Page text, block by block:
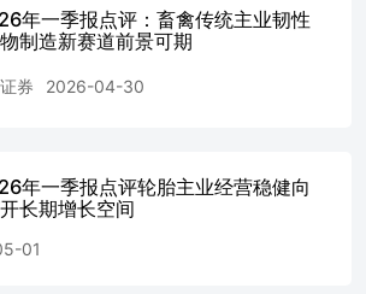
长态势，成为公司第二增长曲线。2025年，制
实现营收6.61亿元，同比大幅增长76.7%；销量
，同比增长79.6%；毛利率提升2.77个百分点
速增长主要得益于：1）2025年重卡市场强劲
准把握重卡市场爆发机遇，通过产能快速扩充
属复合制动鼓的替代需求。公司已实现对国内
公司的全覆盖，并开始批量供货海外市场，行
需求。 ⚫汽车电子稳步推进，前瞻布局人形
年一季报点评：畜禽传统主业韧性
制造新赛道前景可期
券 2026-04-30
年一季报点评轮胎主业经营稳健向
长期增长空间
01